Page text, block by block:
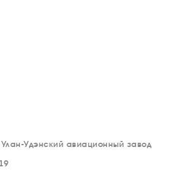
Удэнский авиационный завод